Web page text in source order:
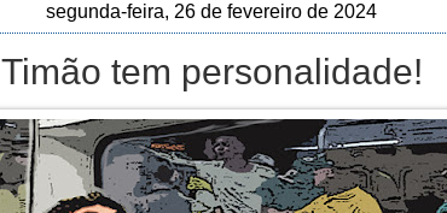
segunda-feira, 26 de fevereiro de 2024
Timão tem personalidade!